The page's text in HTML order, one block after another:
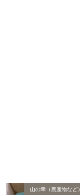
山の幸（農産物など）